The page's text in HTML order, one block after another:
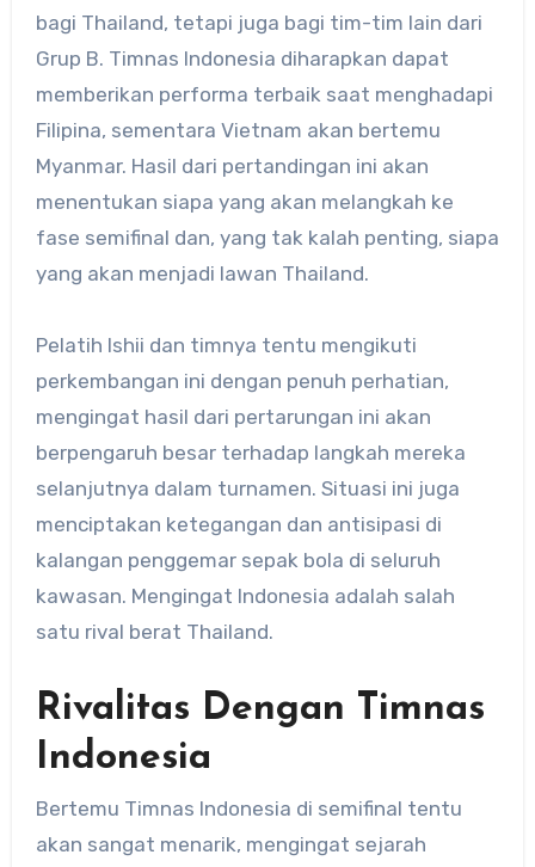
bagi Thailand, tetapi juga bagi tim-tim lain dari
Grup B. Timnas Indonesia diharapkan dapat
memberikan performa terbaik saat menghadapi
Filipina, sementara Vietnam akan bertemu
Myanmar. Hasil dari pertandingan ini akan
menentukan siapa yang akan melangkah ke
fase semifinal dan, yang tak kalah penting, siapa
yang akan menjadi lawan Thailand.
Pelatih Ishii dan timnya tentu mengikuti
perkembangan ini dengan penuh perhatian,
mengingat hasil dari pertarungan ini akan
berpengaruh besar terhadap langkah mereka
selanjutnya dalam turnamen. Situasi ini juga
menciptakan ketegangan dan antisipasi di
kalangan penggemar sepak bola di seluruh
kawasan. Mengingat Indonesia adalah salah
satu rival berat Thailand.
Rivalitas Dengan Timnas
Indonesia
Bertemu Timnas Indonesia di semifinal tentu
akan sangat menarik, mengingat sejarah